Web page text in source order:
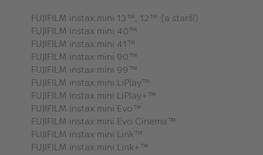
FUJIFILM instax mini 13™, 12™ (a starší)
FUJIFILM instax mini 40™
FUJIFILM instax mini 41™
FUJIFILM instax mini 90™
FUJIFILM instax mini 99™
FUJIFILM instax mini LiPlay™
FUJIFILM instax mini LiPlay+™
FUJIFILM instax mini Evo™
FUJIFILM instax mini Evo Cinema™
FUJIFILM instax mini Link™
FUJIFILM instax mini Link+™